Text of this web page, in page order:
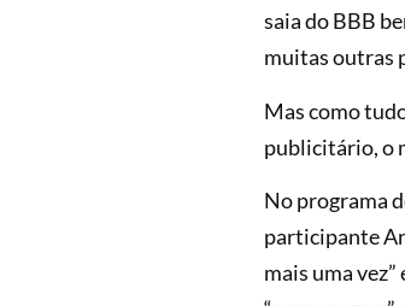
saia do BBB
muitas outras
Mas como
publicitário, o
No programa
participante
mais uma